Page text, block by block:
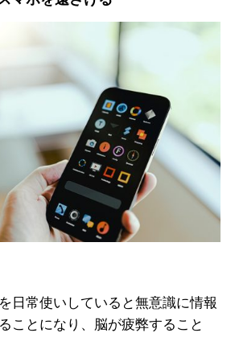
日常使いしていると無意識に情報
ことになり、脳が疲弊すること